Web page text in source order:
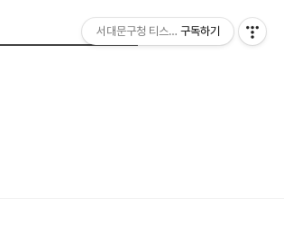
서대문구청 티스토리 블로그
구독하기